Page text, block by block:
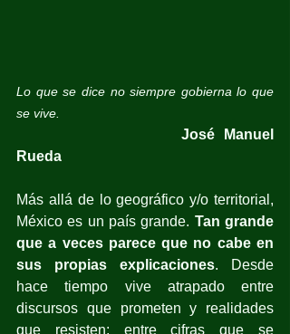
Lo que se dice no siempre gobierna lo que
se vive.
				José Manuel
Rueda
Más allá de lo geográfico y/o territorial,
México es un país grande. Tan grande
que a veces parece que no cabe en
sus propias explicaciones. Desde
hace tiempo vive atrapado entre
discursos que prometen y realidades
que resisten; entre cifras que se